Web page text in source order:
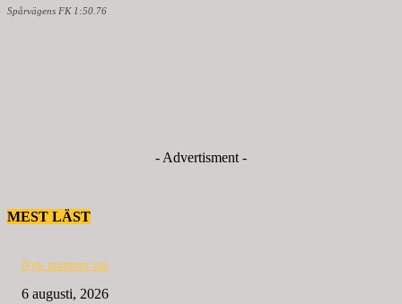
Spårvägens FK 1:50.76
- Advertisment -
MEST LÄST
Nytt nummer ute
6 augusti, 2026